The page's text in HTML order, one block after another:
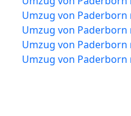
Umzug von Paderborn
Umzug von Paderborn
Umzug von Paderborn
Umzug von Paderborn